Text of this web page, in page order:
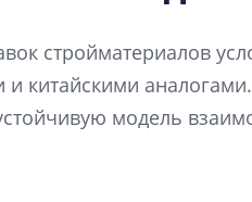
стройматериалов
китайскими аналогами.
модель